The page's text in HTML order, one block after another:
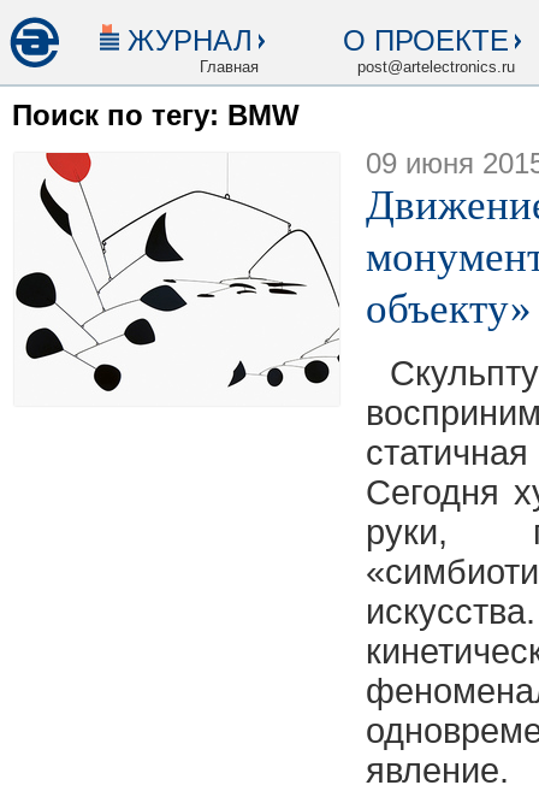
ЖУРНАЛ
Главная
О ПРОЕКТЕ
post@artelectronics.ru
Поиск по тегу: BMW
09 июня
объекту»
Cегодня
руки,
явление.